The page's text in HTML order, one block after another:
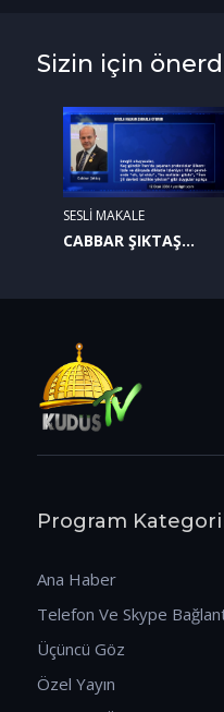
Sizin için
SESLİ MAKALE
CABBAR ŞIKTAŞ
Program
Ana Haber
Telefon Ve Skype
Üçüncü Göz
Özel Yayın